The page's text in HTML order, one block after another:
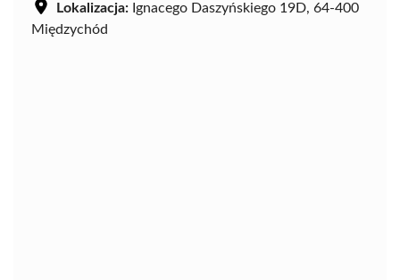
Lokalizacja: Ignacego Daszyńskiego 19D, 64-400
Międzychód